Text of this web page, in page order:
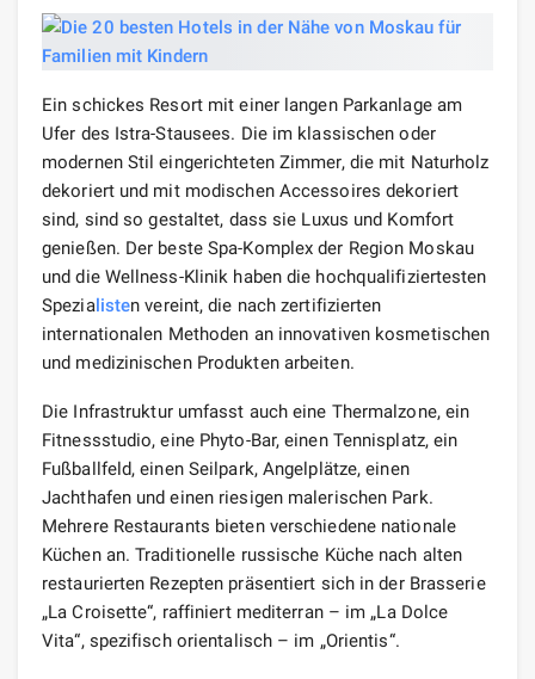
Ein schickes Resort mit einer langen Parkanlage am
Ufer des Istra-Stausees. Die im klassischen oder
modernen Stil eingerichteten Zimmer, die mit Naturholz
dekoriert und mit modischen Accessoires dekoriert
sind, sind so gestaltet, dass sie Luxus und Komfort
genießen. Der beste Spa-Komplex der Region Moskau
und die Wellness-Klinik haben die hochqualifiziertesten
Spezialisten vereint, die nach zertifizierten
internationalen Methoden an innovativen kosmetischen
und medizinischen Produkten arbeiten.
Die Infrastruktur umfasst auch eine Thermalzone, ein
Fitnessstudio, eine Phyto-Bar, einen Tennisplatz, ein
Fußballfeld, einen Seilpark, Angelplätze, einen
Jachthafen und einen riesigen malerischen Park.
Mehrere Restaurants bieten verschiedene nationale
Küchen an. Traditionelle russische Küche nach alten
restaurierten Rezepten präsentiert sich in der Brasserie
„La Croisette“, raffiniert mediterran – im „La Dolce
Vita“, spezifisch orientalisch – im „Orientis“.